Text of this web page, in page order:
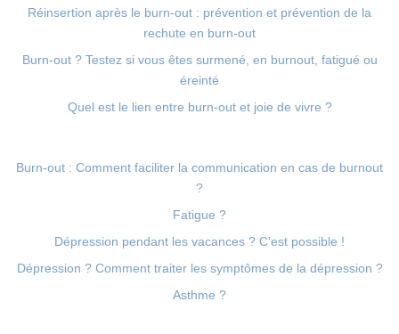
Burn-out : Comment faciliter la communication en cas de burnout
?
Fatigue ?
Dépression pendant les vacances ? C'est possible !
Dépression ? Comment traiter les symptômes de la dépression ?
Asthme ?
Réinsertion après le burn-out : prévention et prévention de la
rechute en burn-out
Burn-out ? Testez si vous êtes surmené, en burnout, fatigué ou
éreinté
Quel est le lien entre burn-out et joie de vivre ?